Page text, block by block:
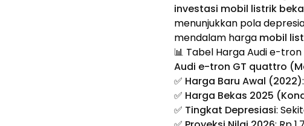
investasi mobil listrik
menunjukkan pola
mendalam harga mobil
📊 Tabel Harga Audi e-
Audi e-tron GT quattro
✅ Harga Baru Awal (2022)
✅ Harga Bekas 2025
✅ Tingkat Depresiasi: